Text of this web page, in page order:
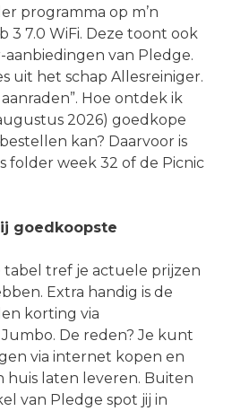
programma op m’n
3 7.0 WiFi. Deze toont ook
van Pledge.
uit het schap Allesreiniger.
Hoe ontdek ik
2026) goedkope
kan? Daarvoor is
folder week 32 of de Picnic
goedkoopste
tabel tref je actuele prijzen
Extra handig is de
korting via
De reden? Je kunt
via internet kopen en
huis laten leveren. Buiten
van Pledge spot jij in